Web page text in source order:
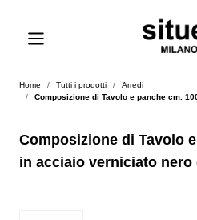
Home / Tutti i prodotti /
Arredi
/
Composizione di Tavolo e panche cm.
Composizione di Tavolo
in acciaio verniciato nero